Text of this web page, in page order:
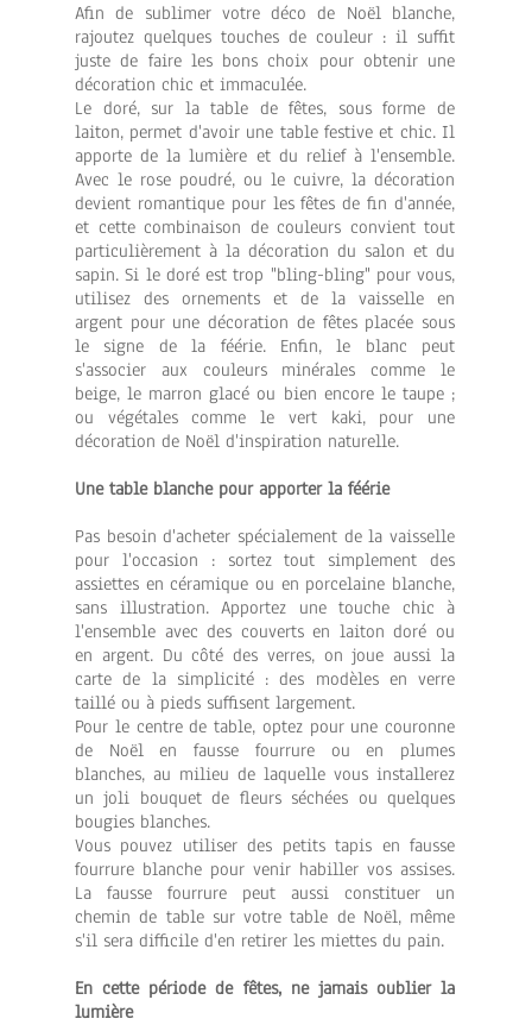
Afin de sublimer votre déco de Noël blanche,
rajoutez quelques touches de couleur : il suffit
juste de faire les bons choix pour obtenir une
décoration chic et immaculée.
Le doré, sur la table de fêtes, sous forme de
laiton, permet d'avoir une table festive et chic. Il
apporte de la lumière et du relief à l'ensemble.
Avec le rose poudré, ou le cuivre, la décoration
devient romantique pour les fêtes de fin d'année,
et cette combinaison de couleurs convient tout
particulièrement à la décoration du salon et du
sapin. Si le doré est trop "bling-bling" pour vous,
utilisez des ornements et de la vaisselle en
argent pour une décoration de fêtes placée sous
le signe de la féérie. Enfin, le blanc peut
s'associer aux couleurs minérales comme le
beige, le marron glacé ou bien encore le taupe ;
ou végétales comme le vert kaki, pour une
décoration de Noël d'inspiration naturelle.
Une table blanche pour apporter la féérie
Pas besoin d'acheter spécialement de la vaisselle
pour l'occasion : sortez tout simplement des
assiettes en céramique ou en porcelaine blanche,
sans illustration. Apportez une touche chic à
l'ensemble avec des couverts en laiton doré ou
en argent. Du côté des verres, on joue aussi la
carte de la simplicité : des modèles en verre
taillé ou à pieds suffisent largement.
Pour le centre de table, optez pour une couronne
de Noël en fausse fourrure ou en plumes
blanches, au milieu de laquelle vous installerez
un joli bouquet de fleurs séchées ou quelques
bougies blanches.
Vous pouvez utiliser des petits tapis en fausse
fourrure blanche pour venir habiller vos assises.
La fausse fourrure peut aussi constituer un
chemin de table sur votre table de Noël, même
s'il sera difficile d'en retirer les miettes du pain.
En cette période de fêtes, ne jamais oublier la
lumière